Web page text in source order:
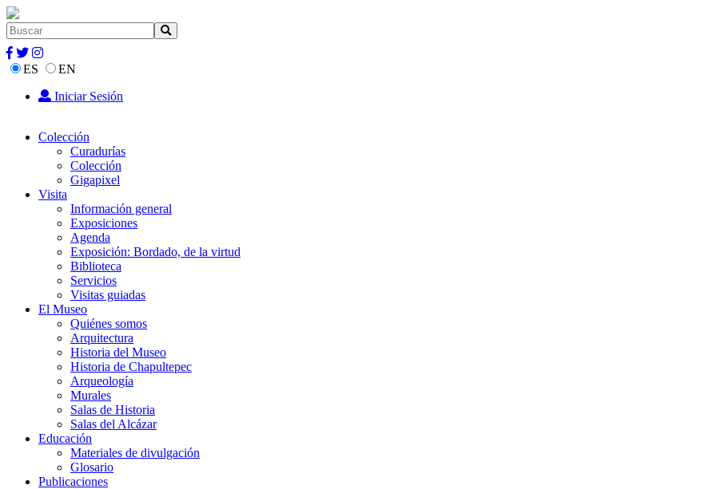
ES
EN
Iniciar Sesión
Colección
Curadurías
Colección
Gigapixel
Visita
Información general
Exposiciones
Agenda
Exposición: Bordado, de la virtud
Biblioteca
Servicios
Visitas guiadas
El Museo
Quiénes somos
Arquitectura
Historia del Museo
Historia de Chapultepec
Arqueología
Murales
Salas de Historia
Salas del Alcázar
Educación
Materiales de divulgación
Glosario
Publicaciones